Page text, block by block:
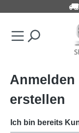
erstellen
Ich bin bereits